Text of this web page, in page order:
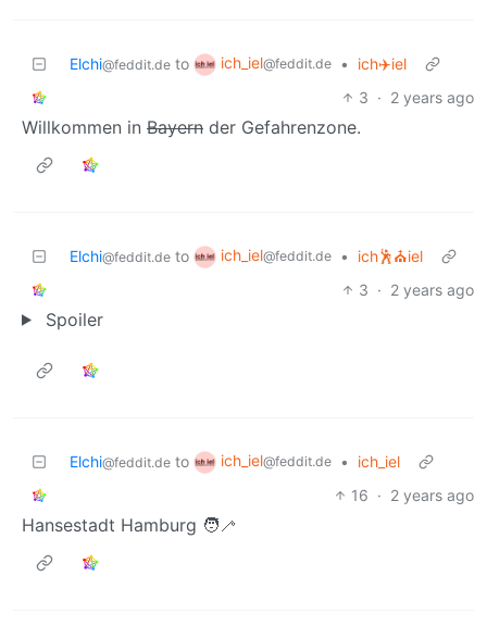
Elchi@feddit.de to ich_iel@feddit.de •
ich✈️iel
3 · 2 years ago
Willkommen in Bayern der Gefahrenzone.
Elchi@feddit.de to ich_iel@feddit.de •
ich🕺⛪iel
3 · 2 years ago
Spoiler
Elchi@feddit.de to ich_iel@feddit.de •
ich_iel
16 · 2 years ago
Hansestadt Hamburg 🧑‍🦯